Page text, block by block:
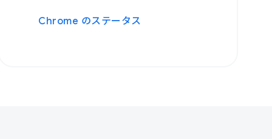
Chrome のステータス